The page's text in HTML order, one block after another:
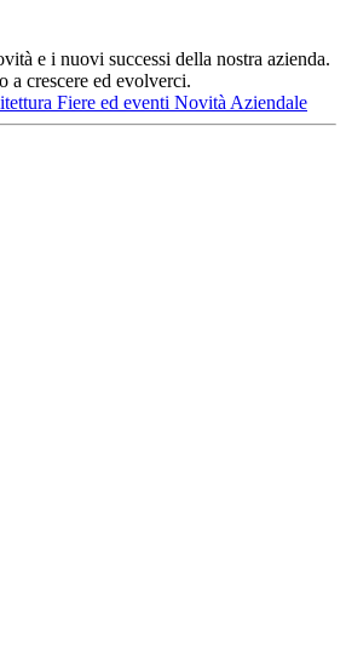
e i nuovi successi della nostra azienda.
a crescere ed evolverci.
Fiere ed eventi Novità Aziendale